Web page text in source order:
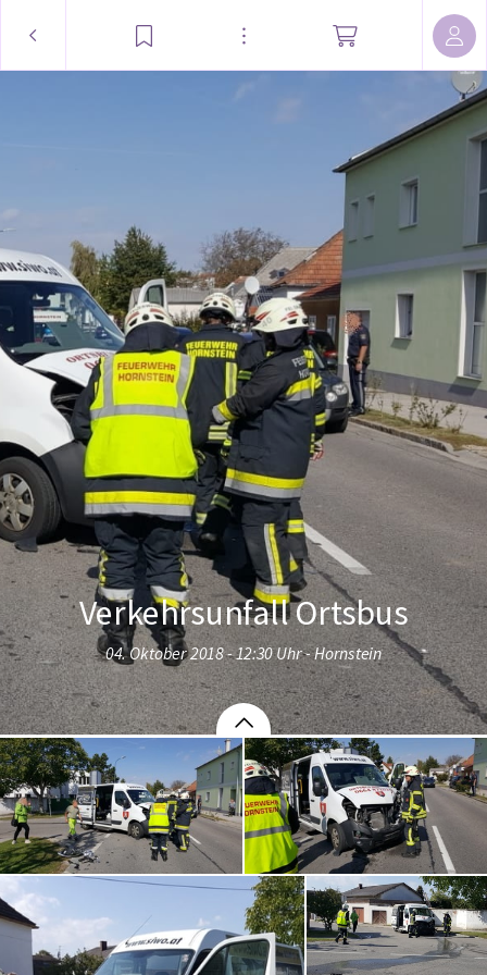
Verkehrsunfall Ortsbus
04. Oktober 2018 - 12:30 Uhr - Hornstein